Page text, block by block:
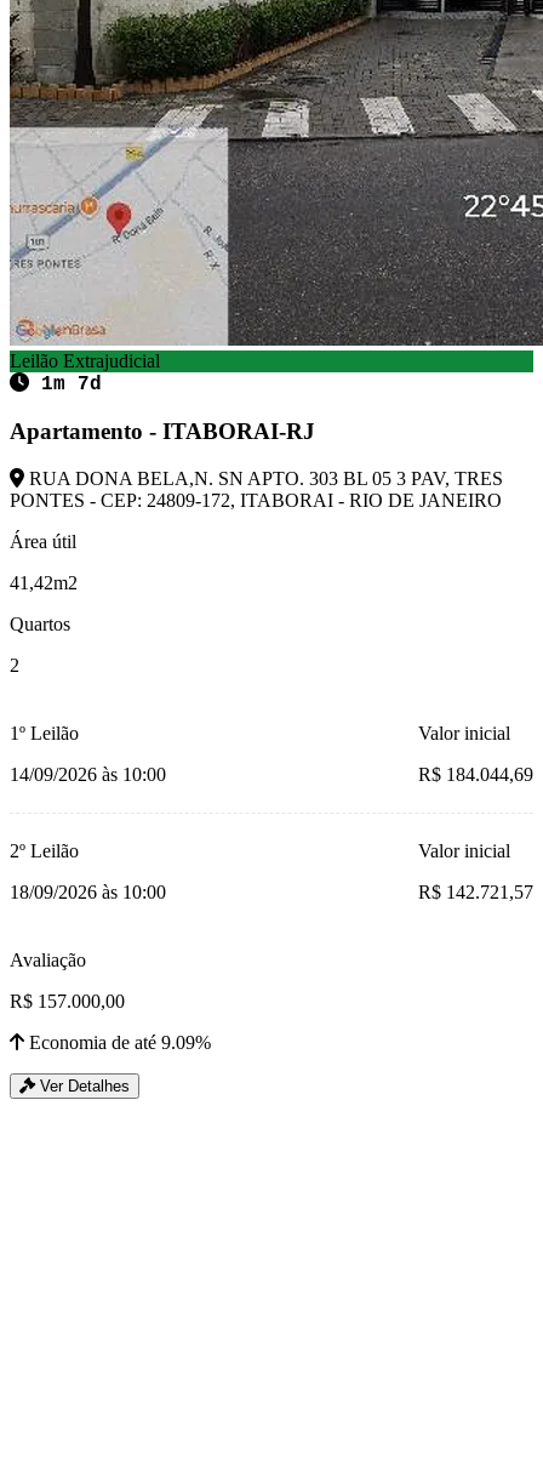
Leilão Extrajudicial
1m 7d
Apartamento - ITABORAI-RJ
RUA DONA BELA,N. SN APTO. 303 BL 05 3 PAV, TRES
PONTES - CEP: 24809-172, ITABORAI - RIO DE JANEIRO
Área útil
41,42m2
Quartos
2
1º Leilão
14/09/2026 às 10:00
Valor inicial
R$ 184.044,69
2º Leilão
18/09/2026 às 10:00
Valor inicial
R$ 142.721,57
Avaliação
R$ 157.000,00
Economia de até 9.09%
Ver Detalhes